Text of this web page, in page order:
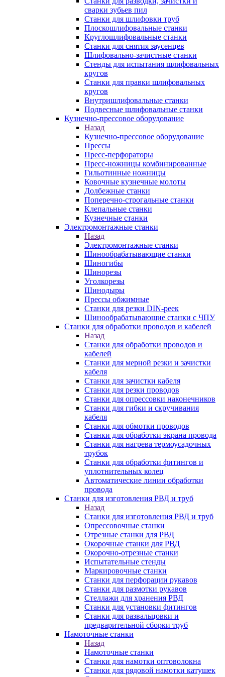
сварки зубьев пил
Станки для шлифовки труб
Плоскошлифовальные станки
Круглошлифовальные станки
Станки для снятия заусенцев
Шлифовально-зачистные станки
Стенды для испытания шлифовальных
кругов
Станки для правки шлифовальных
кругов
Внутришлифовальные станки
Подвесные шлифовальные станки
Кузнечно-прессовое оборудование
Назад
Кузнечно-прессовое оборудование
Прессы
Пресс-перфораторы
Пресс-ножницы комбинированные
Гильотинные ножницы
Ковочные кузнечные молоты
Долбежные станки
Поперечно-строгальные станки
Клепальные станки
Кузнечные станки
Электромонтажные станки
Назад
Электромонтажные станки
Шинообрабатывающие станки
Шиногибы
Шинорезы
Уголкорезы
Шинодыры
Прессы обжимные
Станки для резки DIN-реек
Шинообрабатывающие станки с ЧПУ
Станки для обработки проводов и кабелей
Назад
Станки для обработки проводов и
кабелей
Станки для мерной резки и зачистки
кабеля
Станки для зачистки кабеля
Станки для резки проводов
Станки для опрессовки наконечников
Станки для гибки и скручивания
кабеля
Станки для обмотки проводов
Станки для обработки экрана провода
Станки для нагрева термоусадочных
трубок
Станки для обработки фитингов и
уплотнительных колец
Автоматические линии обработки
провода
Станки для изготовления РВД и труб
Назад
Станки для изготовления РВД и труб
Опрессовочные станки
Отрезные станки для РВД
Окорочные станки для РВД
Окорочно-отрезные станки
Испытательные стенды
Маркировочные станки
Станки для перфорации рукавов
Станки для размотки рукавов
Стеллажи для хранения РВД
Станки для установки фитингов
Станки для развальцовки и
предварительной сборки труб
Намоточные станки
Назад
Намоточные станки
Станки для намотки оптоволокна
Станки для рядовой намотки катушек